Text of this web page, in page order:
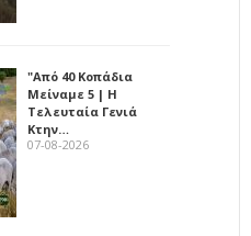
"Από 40 Κοπάδια
Μείναμε 5 | Η
Τελευταία Γενιά
Κτην…
07-08-2026